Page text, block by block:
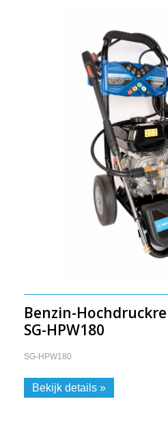
Benzin-
SG-HPW180
SG-HPW180
Bekijk details »